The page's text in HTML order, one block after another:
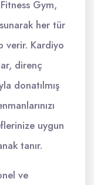
Gym,
her tür
verir. Kardiyo
direnç
donatılmış
uygun
tanır.
ve